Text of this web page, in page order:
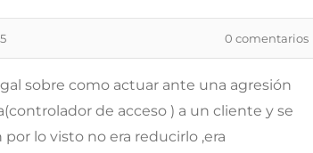
0 comentarios
sobre como actuar ante una agresión
de acceso ) a un cliente y se
lo visto no era reducirlo ,era